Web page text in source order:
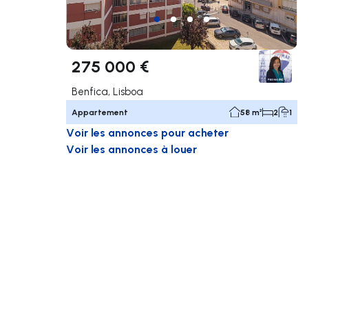
275 000 €
Benfica, Lisboa
Appartement 58 m² 2 1
Voir les annonces pour acheter
Voir les annonces à louer